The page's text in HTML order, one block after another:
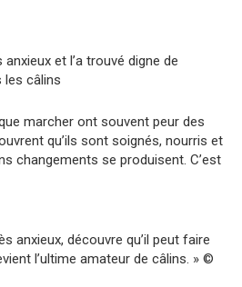
et l’a trouvé digne de
les câlins
marcher ont souvent peur des
qu’ils sont soignés, nourris et
changements se produisent. C’est
anxieux, découvre qu’il peut faire
l’ultime amateur de câlins. » ©